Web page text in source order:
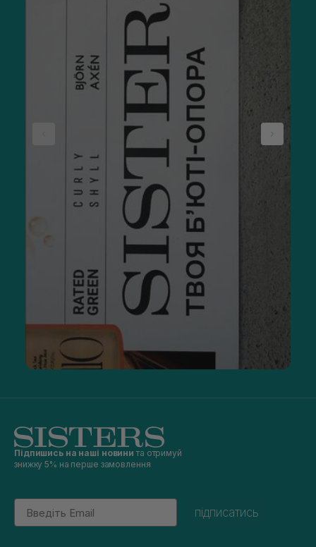
Підпишись на наші новини та отримуй
знижку 5% на перше замовлення
Email
підписатись